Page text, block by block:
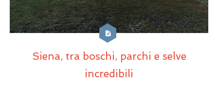
Siena, tra boschi, parchi e selve
incredibili